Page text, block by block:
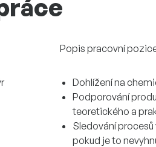
Popis pracovní
Dohlížení na
Podporování
teoretického a
Sledování procesů
pokud je to